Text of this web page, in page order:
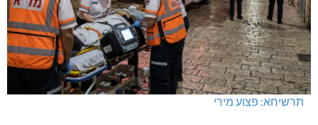
תרשיחא: פצוע מירי